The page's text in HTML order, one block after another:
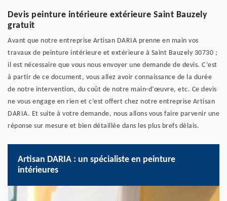
Devis peinture intérieure extérieure Saint Bauzely
gratuit
Avant que notre entreprise Artisan DARIA prenne en main vos
travaux de peinture intérieure et extérieure à Saint Bauzely 30730 ;
il est nécessaire que vous nous envoyer une demande de devis. C’est
à partir de ce document, vous allez avoir connaissance de la durée
de notre intervention, du coût de notre main-d’œuvre, etc. Ce devis
ne vous engage en rien et c’est offert chez notre entreprise Artisan
DARIA. Et suite à votre demande, nous allons vous faire parvenir une
réponse sur mesure et bien détaillée dans les plus brefs délais.
Artisan DARIA : un spécialiste en peinture
intérieures